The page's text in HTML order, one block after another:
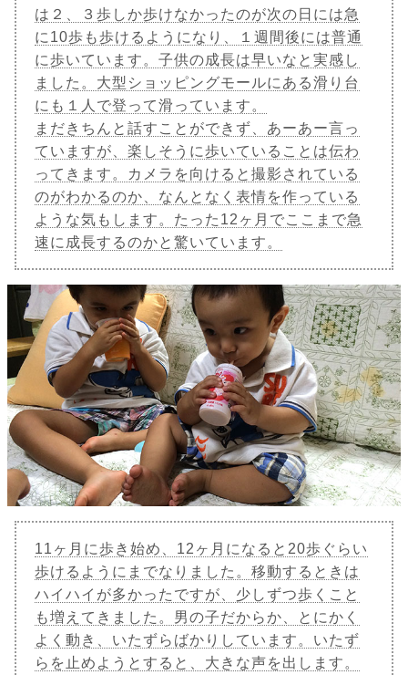
は２、３歩しか歩けなかったのが次の日には急
に10歩も歩けるようになり、１週間後には普通
に歩いています。子供の成長は早いなと実感し
ました。大型ショッピングモールにある滑り台
にも１人で登って滑っています。
まだきちんと話すことができず、あーあー言っ
ていますが、楽しそうに歩いていることは伝わ
ってきます。カメラを向けると撮影されている
のがわかるのか、なんとなく表情を作っている
ような気もします。たった12ヶ月でここまで急
速に成長するのかと驚いています。
11ヶ月に歩き始め、12ヶ月になると20歩ぐらい
歩けるようにまでなりました。移動するときは
ハイハイが多かったですが、少しずつ歩くこと
も増えてきました。男の子だからか、とにかく
よく動き、いたずらばかりしています。いたず
らを止めようとすると、大きな声を出します。